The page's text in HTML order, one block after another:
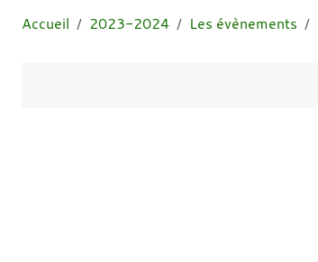
Accueil 2023-2024 Les évènements